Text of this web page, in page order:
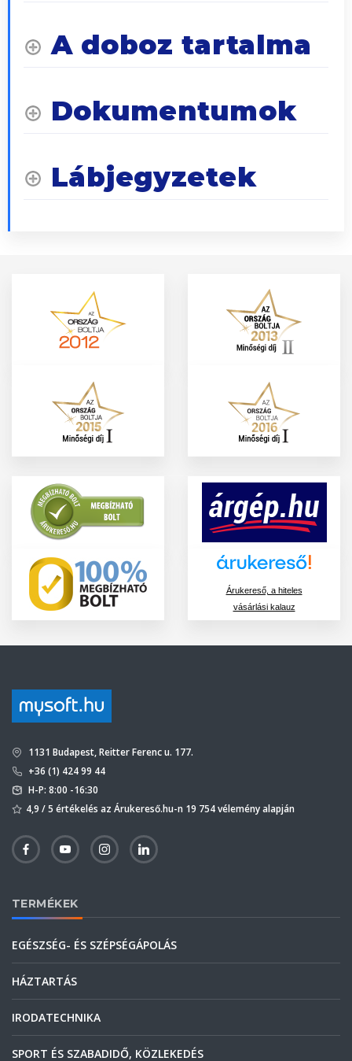
A doboz tartalma
Dokumentumok
Lábjegyzetek
Árukereső, a hiteles
vásárlási kalauz
1131 Budapest, Reitter Ferenc u. 177.
+36 (1) 424 99 44
H-P: 8:00 -16:30
4,9 / 5 értékelés az Árukereső.hu-n 19 754 vélemény alapján
TERMÉKEK
EGÉSZSÉG- ÉS SZÉPSÉGÁPOLÁS
HÁZTARTÁS
IRODATECHNIKA
SPORT ÉS SZABADIDŐ, KÖZLEKEDÉS